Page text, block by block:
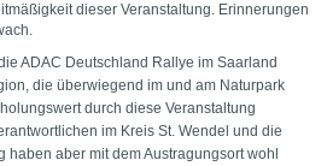
dieser Veranstaltung. Erinnerungen
ADAC Deutschland Rallye im Saarland
die überwiegend im und am Naturpark
durch diese Veranstaltung
im Kreis St. Wendel und die
aber mit dem Austragungsort wohl